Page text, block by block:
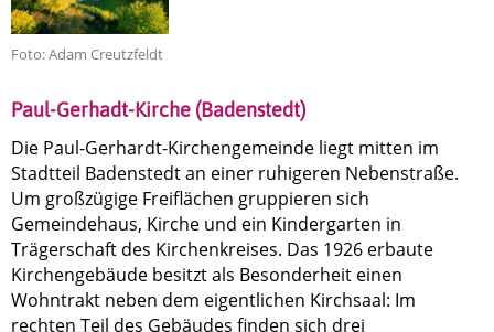
Foto: Adam Creutzfeldt
Paul-Gerhadt-Kirche (Badenstedt)
Die Paul-Gerhardt-Kirchengemeinde liegt mitten im
Stadtteil Badenstedt an einer ruhigeren Nebenstraße.
Um großzügige Freiflächen gruppieren sich
Gemeindehaus, Kirche und ein Kindergarten in
Trägerschaft des Kirchenkreises. Das 1926 erbaute
Kirchengebäude besitzt als Besonderheit einen
Wohntrakt neben dem eigentlichen Kirchsaal: Im
rechten Teil des Gebäudes finden sich drei